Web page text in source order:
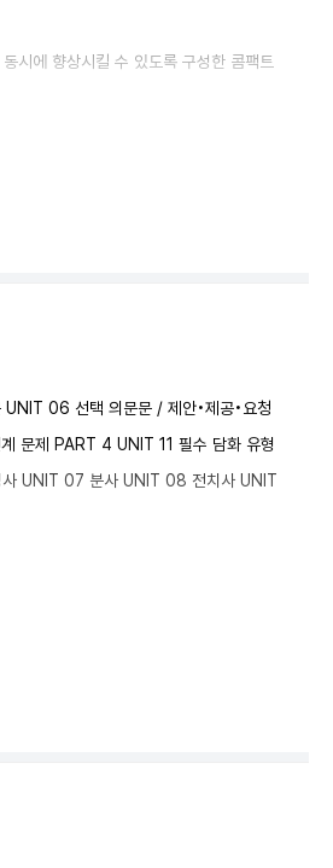
시에 향상시킬 수 있도록 구성한 콤팩트
06 선택 의문문 / 제안•제공•요청
문제 PART 4 UNIT 11 필수 담화 유형
UNIT 07 분사 UNIT 08 전치사 UNIT